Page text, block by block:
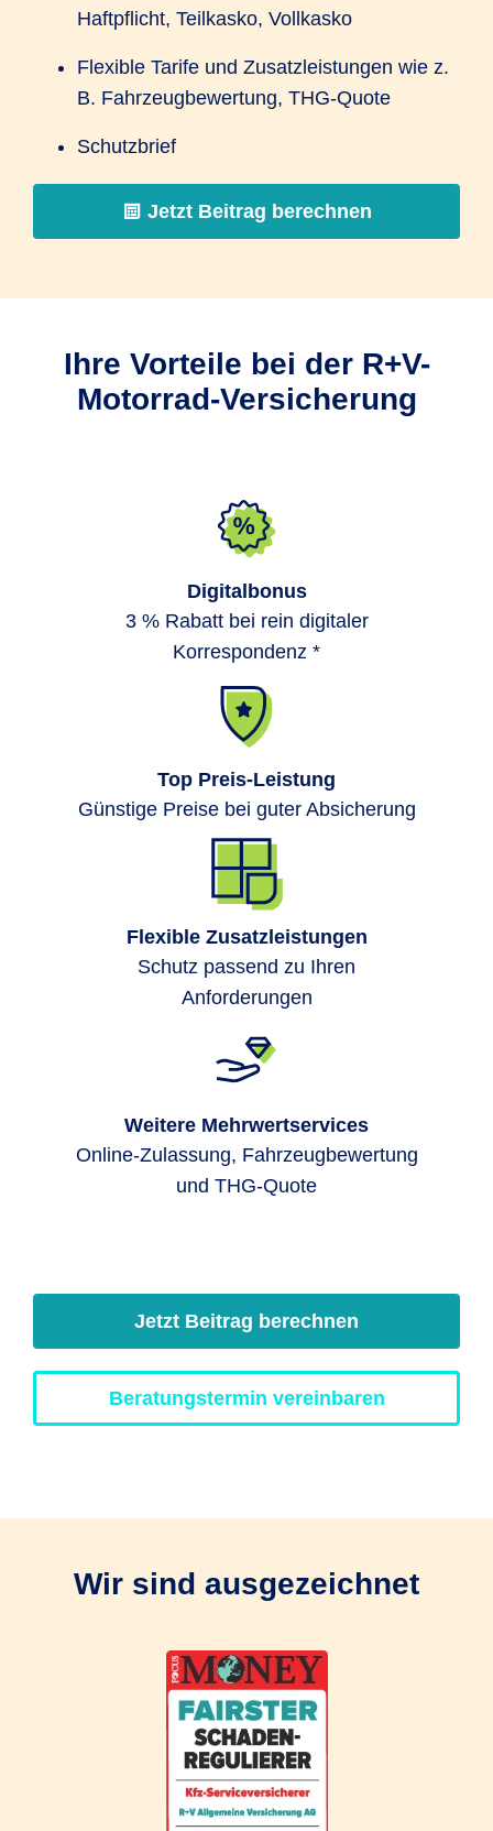
Haftpflicht, Teilkasko, Vollkasko
Flexible Tarife und Zusatzleistungen wie z.
B. Fahrzeugbewertung, THG-Quote
Schutzbrief
Jetzt Beitrag berechnen
Ihre Vorteile bei der R+V-
Motorrad-Versicherung
Digitalbonus
3 % Rabatt bei rein digitaler
Korrespondenz *
Top Preis-Leistung
Günstige Preise bei guter Absicherung
Flexible Zusatzleistungen
Schutz passend zu Ihren
Anforderungen
Weitere Mehrwertservices
Online-Zulassung, Fahrzeugbewertung
und THG-Quote
Jetzt Beitrag berechnen
Beratungstermin vereinbaren
Wir sind ausgezeichnet